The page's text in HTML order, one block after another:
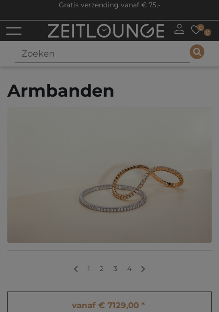
Gratis verzending vanaf € 75,-
0
0
Armbanden
1 2 3 4
vanaf € 7129,00 *